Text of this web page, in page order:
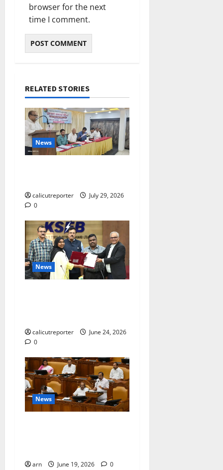
browser for the next
time I comment.
RELATED STORIES
News
calicutreporter
July 29, 2026
0
News
calicutreporter
June 24, 2026
0
News
arn June 19, 2026 0